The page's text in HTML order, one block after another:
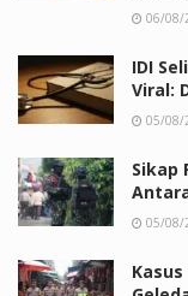
06/08/
IDI
Viral:
05/08/
Sikap
05/08/